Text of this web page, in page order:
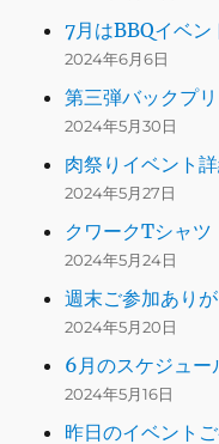
7月はBBQイベン
2024年6月6日
第三弾バックプ
2024年5月30日
肉祭りイベント
2024年5月27日
クワークTシャツ
2024年5月24日
週末ご参加あり
2024年5月20日
6月のスケジュー
2024年5月16日
昨日のイベント